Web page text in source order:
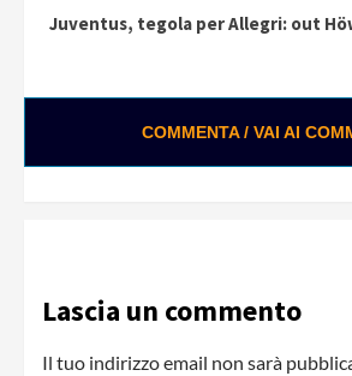
Juventus, tegola per Allegri: out
COMMENTA / VAI AI
Lascia un commento
Il tuo indirizzo email non sarà